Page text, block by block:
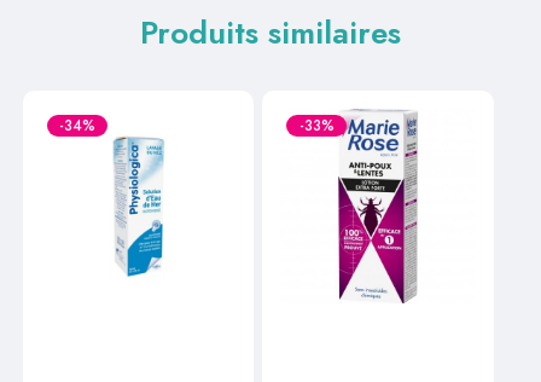
Produits similaires
-34% -33%